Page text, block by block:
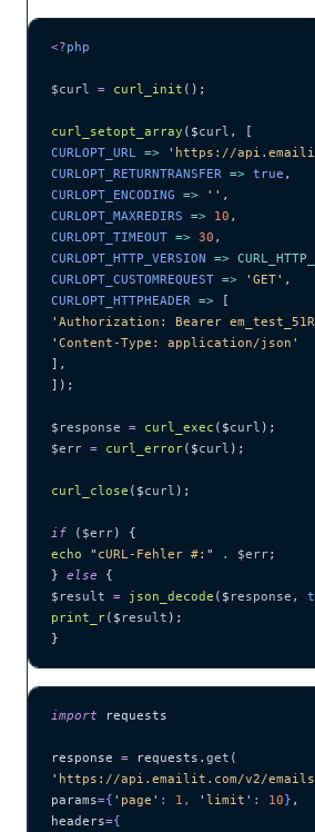
<?php
$curl = curl_init ();
curl_setopt_array ($curl ,
[
CURLOPT_URL => ' https://
CURLOPT_RETURNTRANSFER => true ,
CURLOPT_ENCODING => '' ,
CURLOPT_MAXREDIRS => 10 ,
CURLOPT_TIMEOUT => 30 ,
CURLOPT_HTTP_VERSION =>
CURLOPT_CUSTOMREQUEST => ' GET' ,
CURLOPT_HTTPHEADER => [
' Authorization: Bearer
' Content-Type: application/json '
],
]);
$response = curl_exec ($curl );
$err = curl_error($curl );
curl_close ($curl );
if ( $err) {
echo " cURL-Fehler #: " . $err;
} else {
$result = json_decode ($ response ,
print_r($ result );
}
import requests
response = requests. get (
' https://api.emailit.com/v2/emails
params={ ' page ' : 1 , ' limit ' : 10} ,
headers={